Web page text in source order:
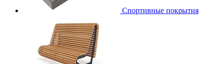
Спортивные покрытия